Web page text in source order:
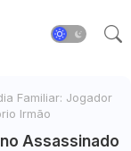
Familiar: Jogador
Irmão
Assassinado